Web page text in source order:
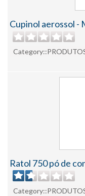
Cupinol aerossol -
Ratol 750 pó de